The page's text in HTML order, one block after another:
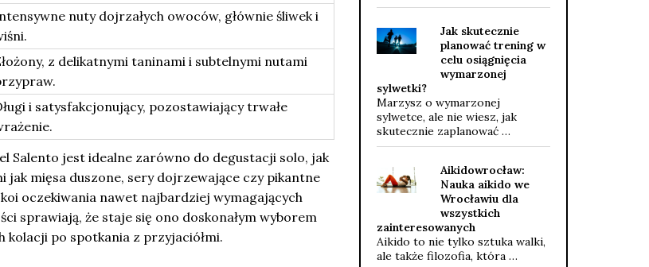
nuty dojrzałych owoców, głównie śliwek i
z delikatnymi taninami i subtelnymi nutami
i satysfakcjonujący, pozostawiający trwałe
Salento jest idealne zarówno do degustacji solo, jak
jak mięsa duszone, sery dojrzewające czy pikantne
oczekiwania nawet najbardziej wymagających
sprawiają, że staje się ono doskonałym wyborem
kolacji po spotkania z przyjaciółmi.
Jak skutecznie
planować trening w
celu osiągnięcia
wymarzonej
sylwetki?
Marzysz o wymarzonej
sylwetce, ale nie wiesz, jak
skutecznie zaplanować …
Aikidowrocław:
Nauka aikido we
Wrocławiu dla
wszystkich
zainteresowanych
Aikido to nie tylko sztuka walki,
ale także filozofia, która …